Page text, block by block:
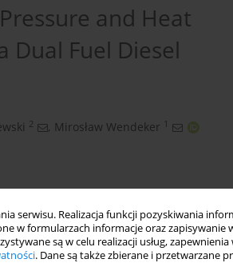
serwisu. Realizacja funkcji pozyskiwania
w formularzach informacje oraz zapisywanie
są w celu realizacji usług,
. Dane są także zbierane i przetwarzane
and Heat
Dual Fuel Diesel
2 , Mirosław Wendeker 1